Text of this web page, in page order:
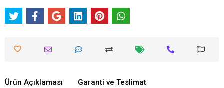
Ürün Açıklaması Garanti ve Teslimat